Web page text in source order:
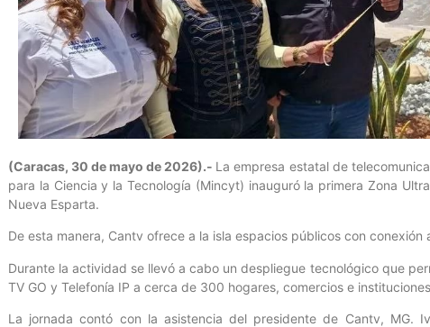
(Caracas, 30 de mayo de 2026).- La empresa estatal de
para la Ciencia y la Tecnología (Mincyt) inauguró la primera Zona
Nueva Esparta.
De esta manera, Cantv ofrece a la isla espacios públicos con
Durante la actividad se llevó a cabo un despliegue tecnológico que
TV GO y Telefonía IP a cerca de 300 hogares, comercios e
La jornada contó con la asistencia del presidente de Cantv, MG.